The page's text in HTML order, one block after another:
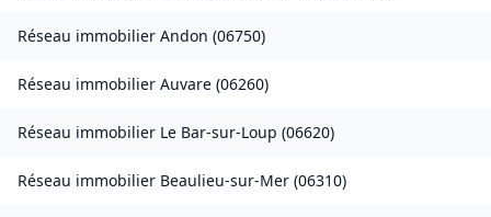
Réseau immobilier Andon (06750)
Réseau immobilier Auvare (06260)
Réseau immobilier Le Bar-sur-Loup (06620)
Réseau immobilier Beaulieu-sur-Mer (06310)